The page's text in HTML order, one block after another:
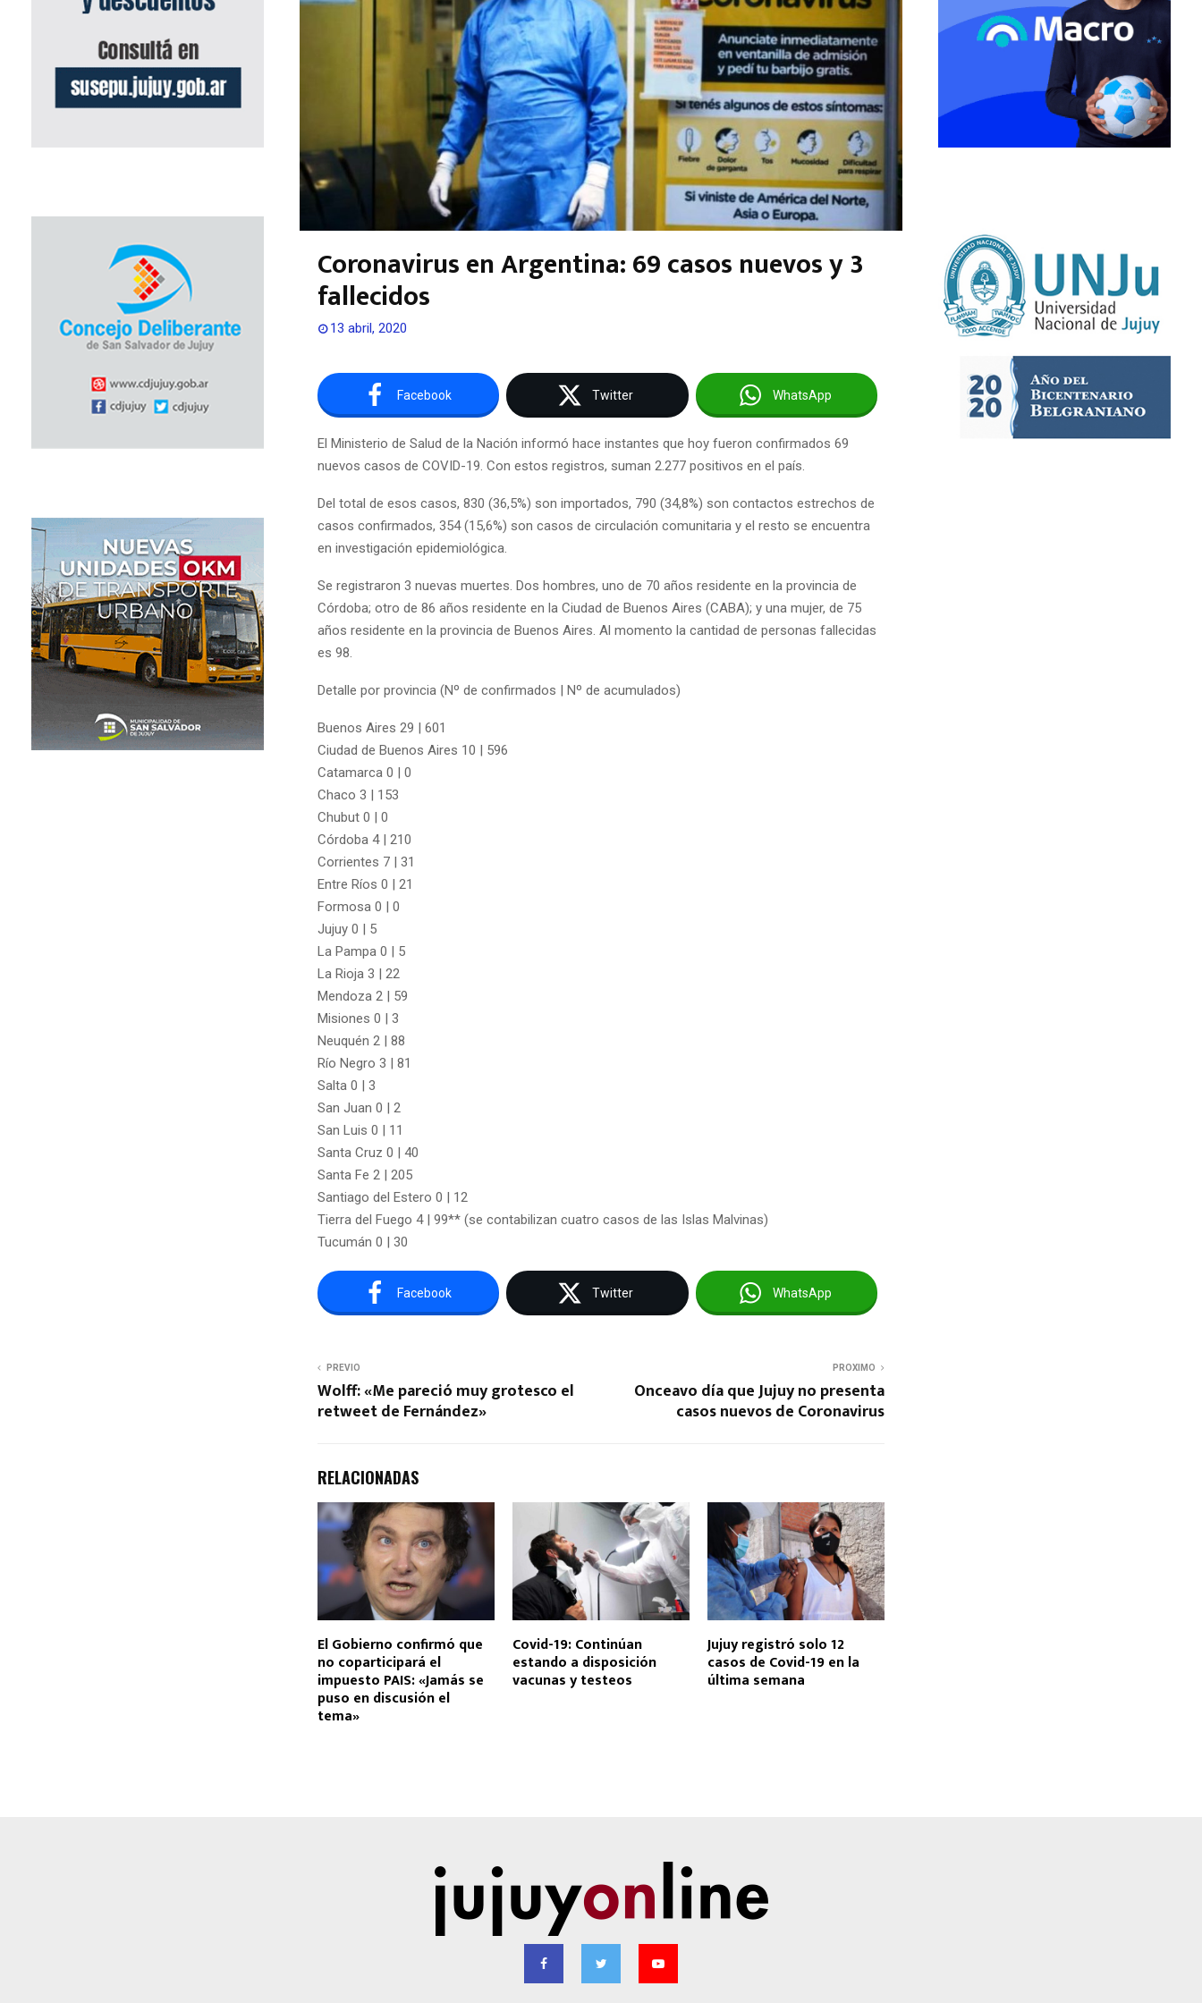
Coronavirus en Argentina: 69 casos nuevos y 3
fallecidos
13 abril, 2020
Facebook Twitter WhatsApp
El Ministerio de Salud de la Nación informó hace instantes que hoy fueron confirmados 69
nuevos casos de COVID-19. Con estos registros, suman 2.277 positivos en el país.
Del total de esos casos, 830 (36,5%) son importados, 790 (34,8%) son contactos estrechos de
casos confirmados, 354 (15,6%) son casos de circulación comunitaria y el resto se encuentra
en investigación epidemiológica.
Se registraron 3 nuevas muertes. Dos hombres, uno de 70 años residente en la provincia de
Córdoba; otro de 86 años residente en la Ciudad de Buenos Aires (CABA); y una mujer, de 75
años residente en la provincia de Buenos Aires. Al momento la cantidad de personas fallecidas
es 98.
Detalle por provincia (Nº de confirmados | Nº de acumulados)
Buenos Aires 29 | 601
Ciudad de Buenos Aires 10 | 596
Catamarca 0 | 0
Chaco 3 | 153
Chubut 0 | 0
Córdoba 4 | 210
Corrientes 7 | 31
Entre Ríos 0 | 21
Formosa 0 | 0
Jujuy 0 | 5
La Pampa 0 | 5
La Rioja 3 | 22
Mendoza 2 | 59
Misiones 0 | 3
Neuquén 2 | 88
Río Negro 3 | 81
Salta 0 | 3
San Juan 0 | 2
San Luis 0 | 11
Santa Cruz 0 | 40
Santa Fe 2 | 205
Santiago del Estero 0 | 12
Tierra del Fuego 4 | 99** (se contabilizan cuatro casos de las Islas Malvinas)
Tucumán 0 | 30
Facebook Twitter WhatsApp
PREVIO
Wolff: «Me pareció muy grotesco el
retweet de Fernández»
PROXIMO
Onceavo día que Jujuy no presenta
casos nuevos de Coronavirus
RELACIONADAS
El Gobierno confirmó que
no coparticipará el
impuesto PAIS: «Jamás se
puso en discusión el
tema»
Covid-19: Continúan
estando a disposición
vacunas y testeos
Jujuy registró solo 12
casos de Covid-19 en la
última semana